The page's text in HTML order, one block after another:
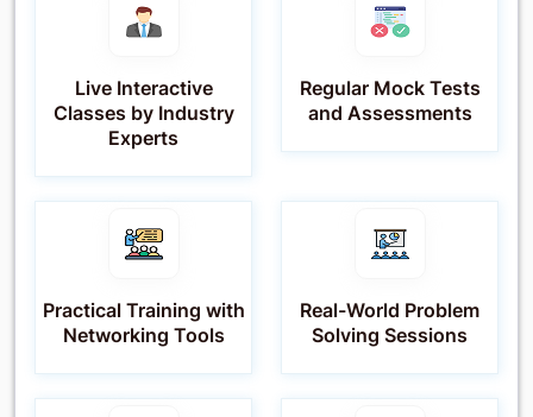
Live Interactive
Classes by Industry
Experts
Regular Mock Tests
and Assessments
Practical Training with
Networking Tools
Real-World Problem
Solving Sessions